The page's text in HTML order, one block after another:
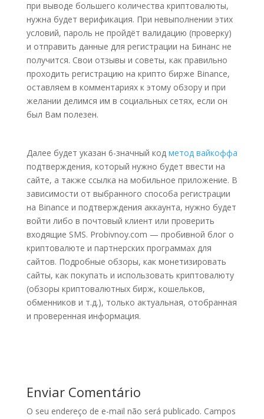
при выводе большего количества криптовалюты,
нужна будет верификация. При невыполнении этих
условий, пароль не пройдёт валидацию (проверку)
и отправить данные для регистрации на Бинанс не
получится. Свои отзывы и советы, как правильно
проходить регистрацию на крипто бирже Binance,
оставляем в комментариях к этому обзору и при
желании делимся им в социальных сетях, если он
был Вам полезен.
Далее будет указан 6-значный код метод вайкоффа
подтверждения, который нужно будет ввести на
сайте, а также ссылка на мобильное приложение. В
зависимости от выбранного способа регистрации
на Binance и подтверждения аккаунта, нужно будет
войти либо в почтовый клиент или проверить
входящие SMS. Probivnoy.com — пробивной блог о
криптовалюте и партнерских программах для
сайтов. Подробные обзоры, как монетизировать
сайты, как покупать и использовать криптовалюту
(обзоры криптовалютных бирж, кошельков,
обменников и т.д.), только актуальная, отобранная
и проверенная информация.
Enviar Comentário
O seu endereço de e-mail não será publicado. Campos